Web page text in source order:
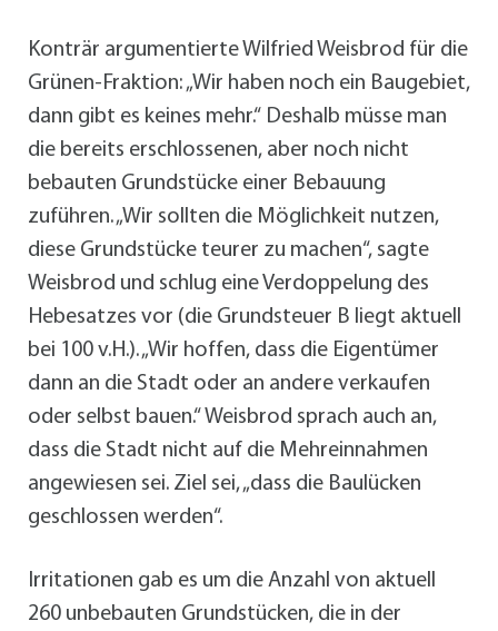
Konträr argumentierte Wilfried Weisbrod für die
Grünen-Fraktion: „Wir haben noch ein Baugebiet,
dann gibt es keines mehr.“ Deshalb müsse man
die bereits erschlossenen, aber noch nicht
bebauten Grundstücke einer Bebauung
zuführen. „Wir sollten die Möglichkeit nutzen,
diese Grundstücke teurer zu machen“, sagte
Weisbrod und schlug eine Verdoppelung des
Hebesatzes vor (die Grundsteuer B liegt aktuell
bei 100 v.H.). „Wir hoffen, dass die Eigentümer
dann an die Stadt oder an andere verkaufen
oder selbst bauen.“ Weisbrod sprach auch an,
dass die Stadt nicht auf die Mehreinnahmen
angewiesen sei. Ziel sei, „dass die Baulücken
geschlossen werden“.
Irritationen gab es um die Anzahl von aktuell
260 unbebauten Grundstücken, die in der